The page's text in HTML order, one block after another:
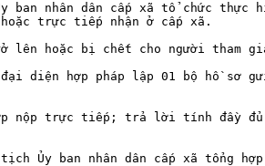
nhân dân cấp xã tổ chức thực
trực tiếp nhận ở cấp xã.
hoặc bị chết cho người tham
diện hợp pháp lập 01 bộ hồ sơ
nộp trực tiếp; trả lời tính đầy
Ủy ban nhân dân cấp xã tổng